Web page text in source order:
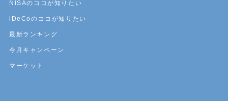
NISAのココが知りたい
iDeCoのココが知りたい
最新ランキング
今月キャンペーン
マーケット